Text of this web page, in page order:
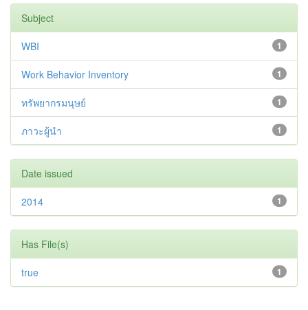
Subject
1
WBI
1
Work Behavior Inventory
1
ทรัพยากรมนุษย์
1
ภาวะผู้นำ
Date issued
1
2014
Has File(s)
1
true